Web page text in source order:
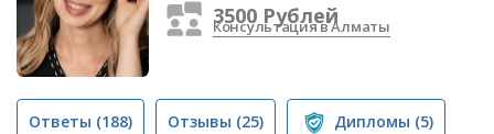
3500 Рублей
Консультация в Алматы
Ответы (188) Отзывы (25) Дипломы (5)